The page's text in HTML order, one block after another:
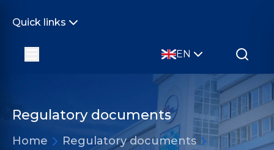
Quick links
EN
Regulatory documents
Home
Regulatory documents